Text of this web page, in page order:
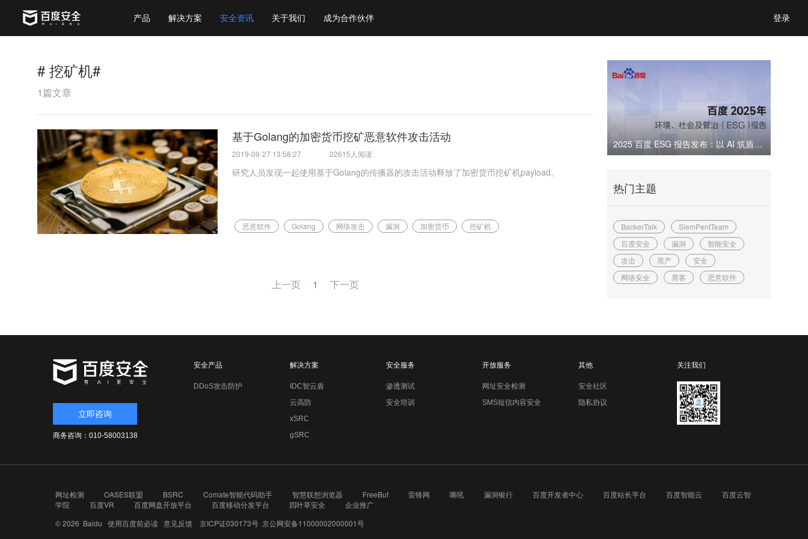
登录
产品 解决方案 安全资讯 关于我们 成为合作伙伴
2025 百度 ESG 报告发布：以 AI 筑盾，共建可信数字生态
热门主题
BackerTalk
SiemPentTeam
百度安全
漏洞
智能安全
攻击
黑产
安全
网络安全
黑客 恶意软件
# 挖矿机#
1篇文章
基于Golang的加密货币挖矿恶意软件攻击活动
2019-09-27 13:58:27 22615人阅读
研究人员发现一起使用基于Golang的传播器的攻击活动释放了加密货币挖矿机payload。
恶意软件 Golang 网络攻击 漏洞 加密货币 挖矿机
上一页 1 下一页
立即咨询
商务咨询：010-58003138
安全产品
DDoS攻击防护
解决方案
IDC智云盾
云高防
xSRC
gSRC
安全服务
渗透测试
安全培训
开放服务
网址安全检测
SMS短信内容安全
其他
安全社区
隐私协议
关注我们
网址检测 OASES联盟 BSRC Comate智能代码助手 智慧联想浏览器 FreeBuf 雷锋网 嘶吼 漏洞银行 百度开发者中心 百度站长平台 百度智能云
百度云智
学院
百度VR 百度网盘开放平台 百度移动分发平台 四叶草安全
企业推广
© 2026 Baidu 使用百度前必读 意见反馈 京ICP证030173号 京公网安备11000002000001号